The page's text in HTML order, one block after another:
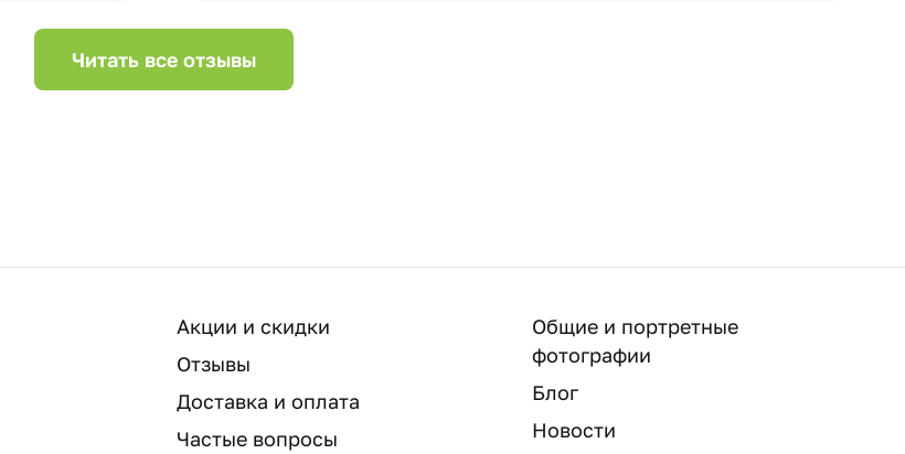
Читать все отзывы
Акции и скидки
Отзывы
Доставка и оплата
Частые вопросы
Общие и портретные
фотографии
Блог
Новости